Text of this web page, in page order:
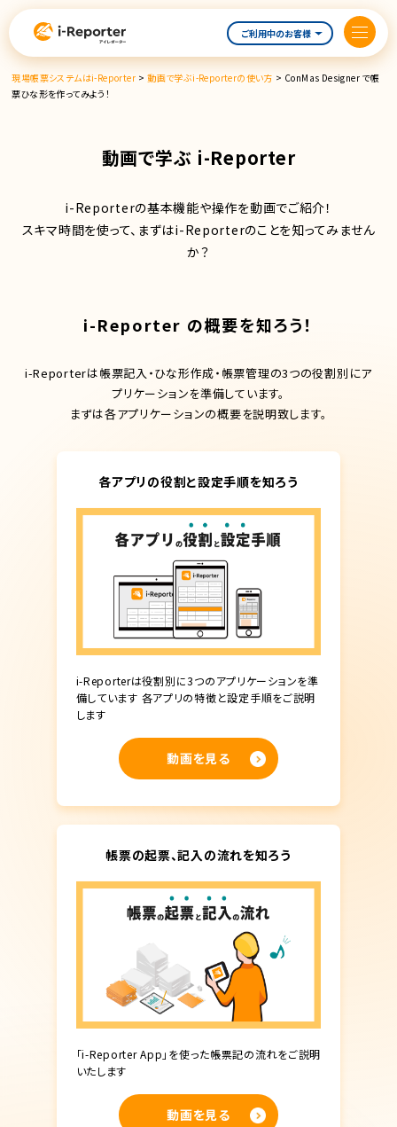
容
ご利用中のお客様
現場帳票システムはi-Reporter >動画で学ぶi-Reporterの使い方 > ConMas Designer で帳
票ひな形を作ってみよう！
動画で学ぶ i-Reporter
i-Reporterの基本機能や操作を動画でご紹介！
スキマ時間を使って、まずはi-Reporterのことを知ってみません
か？
i-Reporter の概要を知ろう！
i-Reporterは帳票記入・ひな形作成・帳票管理の3つの役割別にア
プリケーションを準備しています。
まずは各アプリケーションの概要を説明致します。
各アプリの役割と設定手順を知ろう
i-Reporterは役割別に3つのアプリケーションを準
備しています 各アプリの特徴と設定手順をご説明
します
動画を見る
帳票の起票、記入の流れを知ろう
「i-Reporter App」を使った帳票記の流れをご説明
いたします
動画を見る